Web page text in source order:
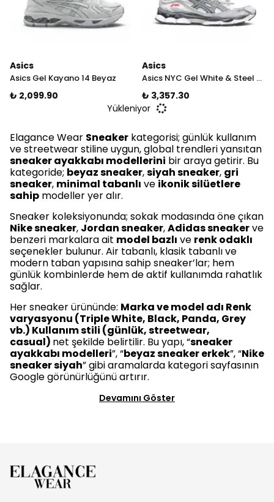
Asics
Asics Gel Kayano 14 Beyaz
₺ 2,099.90
Asics
Asics NYC Gel White & Steel Grey
₺ 3,357.30
Yükleniyor
Elagance Wear Sneaker kategorisi; günlük kullanım
ve streetwear stiline uygun, global trendleri yansıtan
sneaker ayakkabı modellerini bir araya getirir. Bu
kategoride; beyaz sneaker,siyah sneaker, gri
sneaker, minimal tabanlı ve ikonik silüetlere
sahip modeller yer alır.
Sneaker koleksiyonunda; sokak modasında öne çıkan
Nike sneaker, Jordan sneaker,Adidas sneakerve
benzeri markalara ait model bazlı ve renk odaklı
seçenekler bulunur. Air tabanlı, klasik tabanlı ve
modern taban yapısına sahip sneaker’lar; hem
günlük kombinlerde hem de aktif kullanımda rahatlık
sağlar.
Her sneaker ürününde: Marka ve model adı Renk
varyasyonu (Triple White, Black, Panda, Grey
vb.) Kullanım stili (günlük, streetwear,
casual) net şekilde belirtilir. Bu yapı, “sneaker
ayakkabı modelleri”, “beyaz sneaker erkek”, “Nike
sneaker siyah” gibi aramalarda kategori sayfasının
Google görünürlüğünü artırır.
Devamını Göster